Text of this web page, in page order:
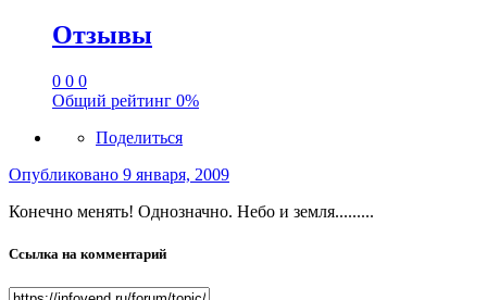
Отзывы
0 0 0
Общий рейтинг 0%
Поделиться
Опубликовано 9 января, 2009
Конечно менять! Однозначно. Небо и земля.........
Ссылка на комментарий